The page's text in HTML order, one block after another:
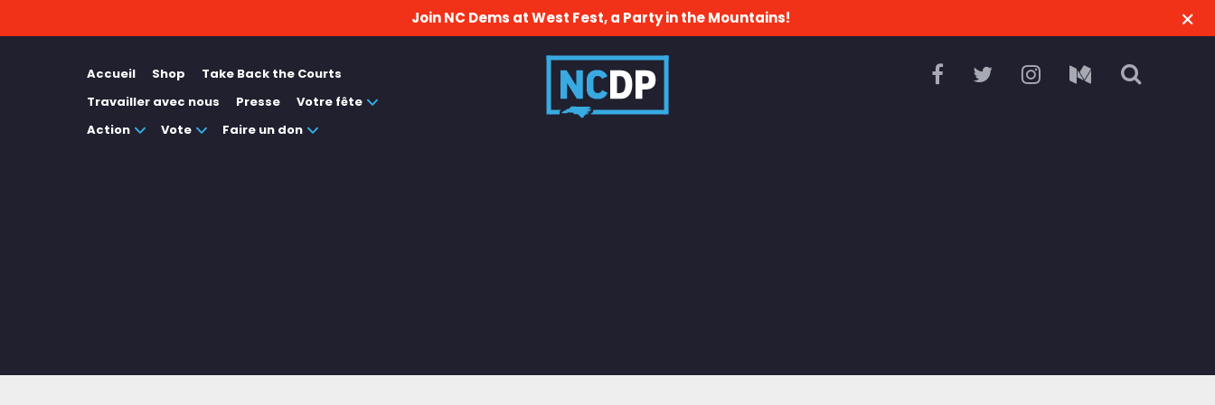
Join NC Dems at West Fest, a Party in the Mountains!
Accueil Shop
Take Back the Courts
Travailler avec nous
Presse
Votre fête
Action
Vote Faire un don